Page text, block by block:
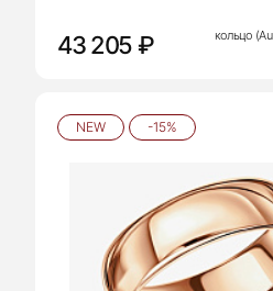
43 205 ₽
кольцо
NEW -15%